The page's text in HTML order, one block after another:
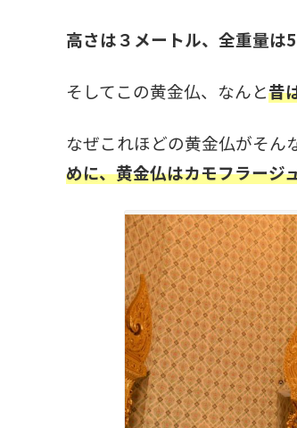
高さは３メートル、全重量は
そしてこの黄金仏、なんと昔
なぜこれほどの黄金仏がそん
めに、黄金仏はカモフラージ